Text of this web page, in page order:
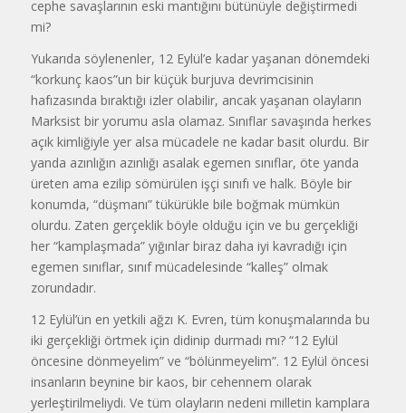
cephe savaşlarının eski mantığını bütünüyle değiştirmedi
mi?
Yukarıda söylenenler, 12 Eylül’e kadar yaşanan dönemdeki
“korkunç kaos”un bir küçük burjuva devrimcisinin
hafızasında bıraktığı izler olabilir, ancak yaşanan olayların
Marksist bir yorumu asla olamaz. Sınıflar savaşında herkes
açık kimliğiyle yer alsa mücadele ne kadar basit olurdu. Bir
yanda azınlığın azınlığı asalak egemen sınıflar, öte yanda
üreten ama ezilip sömürülen işçi sınıfı ve halk. Böyle bir
konumda, “düşmanı” tükürükle bile boğmak mümkün
olurdu. Zaten gerçeklik böyle olduğu için ve bu gerçekliği
her “kamplaşmada” yığınlar biraz daha iyi kavradığı için
egemen sınıflar, sınıf mücadelesinde “kalleş” olmak
zorundadır.
12 Eylül’ün en yetkili ağzı K. Evren, tüm konuşmalarında bu
iki gerçekliği örtmek için didinip durmadı mı? “12 Eylül
öncesine dönmeyelim” ve “bölünmeyelim”. 12 Eylül öncesi
insanların beynine bir kaos, bir cehennem olarak
yerleştirilmeliydi. Ve tüm olayların nedeni milletin kamplara